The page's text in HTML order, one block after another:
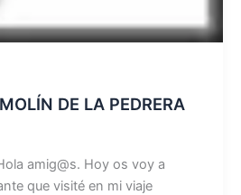
DE LA PEDRERA
amig@s. Hoy os voy a
que visité en mi viaje